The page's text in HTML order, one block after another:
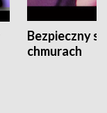
Bezpieczny
chmurach